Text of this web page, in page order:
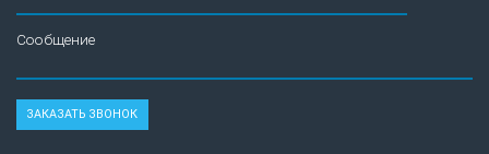
Сообщение